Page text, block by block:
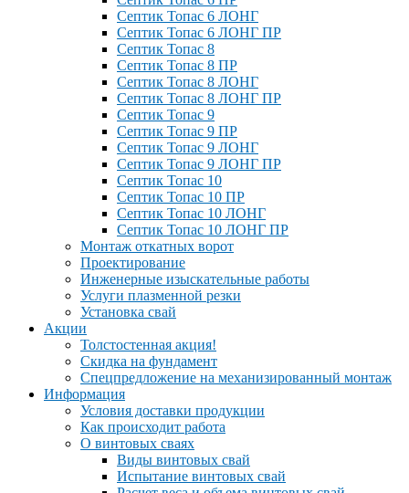
Септик Топас 6 ЛОНГ
Септик Топас 6 ЛОНГ ПР
Септик Топас 8
Септик Топас 8 ПР
Септик Топас 8 ЛОНГ
Септик Топас 8 ЛОНГ ПР
Септик Топас 9
Септик Топас 9 ПР
Септик Топас 9 ЛОНГ
Септик Топас 9 ЛОНГ ПР
Септик Топас 10
Септик Топас 10 ПР
Септик Топас 10 ЛОНГ
Септик Топас 10 ЛОНГ ПР
Монтаж откатных ворот
Проектирование
Инженерные изыскательные работы
Услуги плазменной резки
Установка свай
Акции
Толстостенная акция!
Скидка на фундамент
Спецпредложение на механизированный монтаж
Информация
Условия доставки продукции
Как происходит работа
О винтовых сваях
Виды винтовых свай
Испытание винтовых свай